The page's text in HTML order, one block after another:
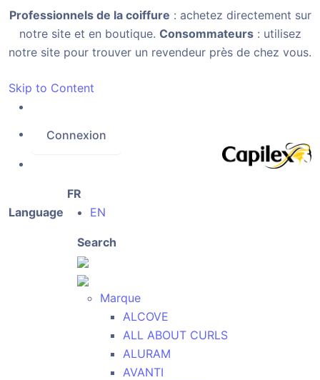
Professionnels de la coiffure : achetez directement sur
notre site et en boutique. Consommateurs: utilisez
notre site pour trouver un revendeur près de chez vous.
Skip to Content
Connexion
Language
FR
EN
Search
Marque
ALCOVE
ALL ABOUT CURLS
ALURAM
AVANTI